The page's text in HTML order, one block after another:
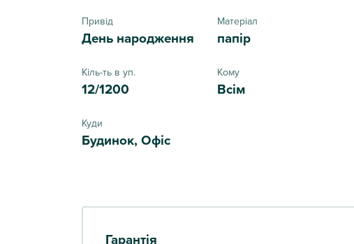
Привід
День народження
Матеріал
папір
Кіль-ть в уп.
12/1200
Кому
Всім
Куди
Будинок, Офіс
Гарантія